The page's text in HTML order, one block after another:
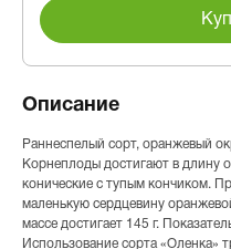
Описание
Раннеспелый сорт, оранжевый
Корнеплоды достигают в длину
конические с тупым кончиком.
маленькую сердцевину
массе достигает 145 г.
Использование сорта «Оленка»